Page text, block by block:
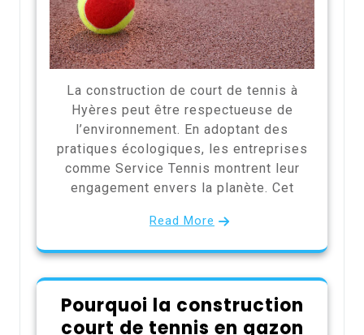
La construction de court de tennis à
Hyères peut être respectueuse de
l’environnement. En adoptant des
pratiques écologiques, les entreprises
comme Service Tennis montrent leur
engagement envers la planète. Cet
Read More
Pourquoi la construction
court de tennis en gazon